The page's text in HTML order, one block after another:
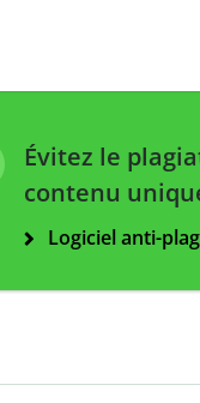
Évitez le
contenu
Logiciel anti-